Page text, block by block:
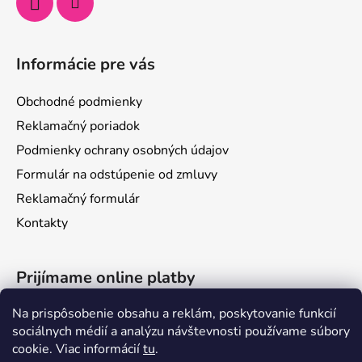
Na prispôsobenie obsahu a reklám, poskytovanie funkcií
sociálnych médií a analýzu návštevnosti používame súbory
cookie. Viac informáciítu.
Informácie pre vás
Obchodné podmienky
Reklamačný poriadok
Podmienky ochrany osobných údajov
Formulár na odstúpenie od zmluvy
Reklamačný formulár
Kontakty
Prijímame online platby